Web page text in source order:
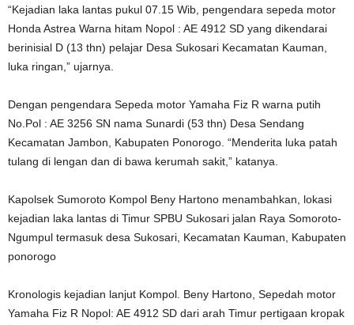
“Kejadian laka lantas pukul 07.15 Wib, pengendara sepeda motor
Honda Astrea Warna hitam Nopol : AE 4912 SD yang dikendarai
berinisial D (13 thn) pelajar Desa Sukosari Kecamatan Kauman,
luka ringan,” ujarnya.
Dengan pengendara Sepeda motor Yamaha Fiz R warna putih
No.Pol : AE 3256 SN nama Sunardi (53 thn) Desa Sendang
Kecamatan Jambon, Kabupaten Ponorogo. “Menderita luka patah
tulang di lengan dan di bawa kerumah sakit,” katanya.
Kapolsek Sumoroto Kompol Beny Hartono menambahkan, lokasi
kejadian laka lantas di Timur SPBU Sukosari jalan Raya Somoroto-
Ngumpul termasuk desa Sukosari, Kecamatan Kauman, Kabupaten
ponorogo
Kronologis kejadian lanjut Kompol. Beny Hartono, Sepedah motor
Yamaha Fiz R Nopol: AE 4912 SD dari arah Timur pertigaan kropak